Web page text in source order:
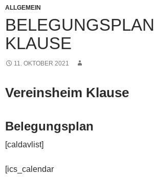
ALLGEMEIN
BELEGUNGSPLAN
KLAUSE
11. OKTOBER 2021
Vereinsheim Klause
Belegungsplan
[caldavlist]
[ics_calendar